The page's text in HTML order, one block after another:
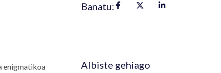
enigmatikoa
Banatu:
Albiste gehiago